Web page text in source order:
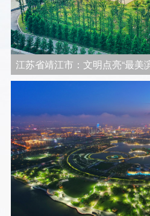
江苏省靖江市：文明点亮“最美